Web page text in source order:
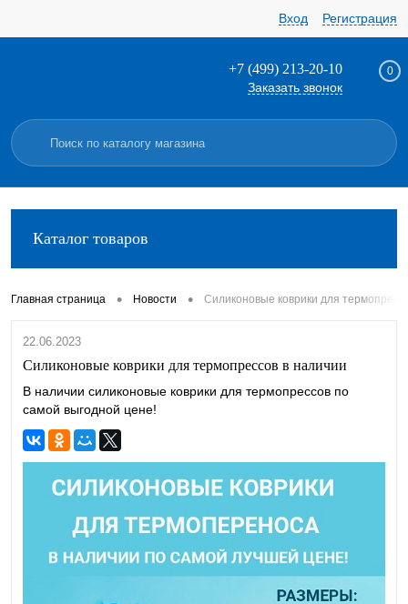
Вход Регистрация
+7 (499) 213-20-10
Заказать звонок
0
Каталог товаров
Главная страница • Новости • Силиконовые коврики для
22.06.2023
Силиконовые коврики для термопрессов в наличии
В наличии силиконовые коврики для термопрессов по
самой выгодной цене!